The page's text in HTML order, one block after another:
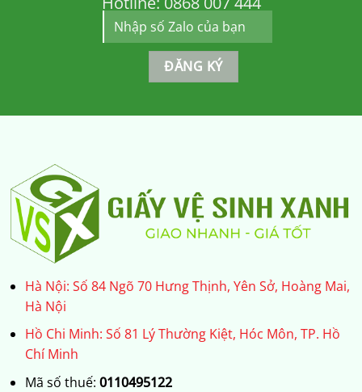
Hà Nội: Số 84 Ngõ 70 Hưng Thịnh, Yên Sở, Hoàng Mai,
Hà Nội
Hồ Chi Minh: Số 81 Lý Thường Kiệt, Hóc Môn, TP. Hồ
Chí Minh
Mã số thuế: 0110495122